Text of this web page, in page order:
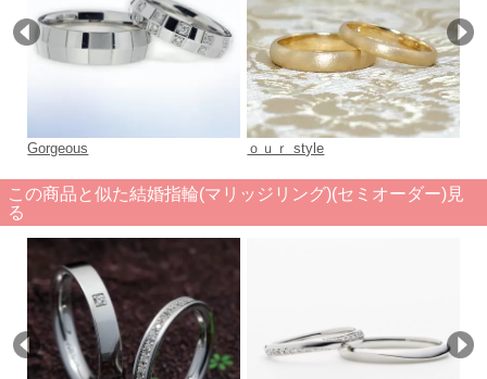
Gorgeous ｏｕｒ style
この商品と似た結婚指輪(マリッジリング)(セミオーダー)見
る